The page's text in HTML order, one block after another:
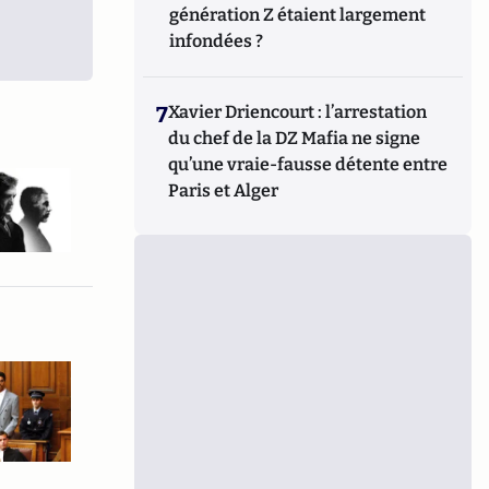
génération Z étaient largement
infondées ?
7Xavier Driencourt : l’arrestation
du chef de la DZ Mafia ne signe
qu’une vraie-fausse détente entre
Paris et Alger